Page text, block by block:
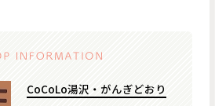
CoCoLo湯沢・がんぎどおり